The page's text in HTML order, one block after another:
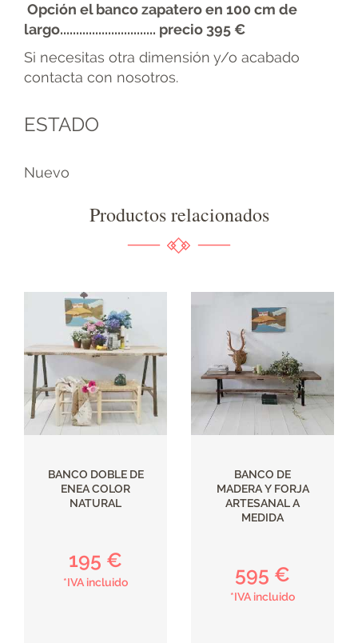
Opción el banco zapatero en 100 cm de
largo.............................. precio 395 €
Si necesitas otra dimensión y/o acabado
contacta con nosotros.
ESTADO
Nuevo
Productos relacionados
BANCO DOBLE DE
ENEA COLOR
NATURAL
195 €
*IVA incluido
BANCO DE
MADERA Y FORJA
ARTESANAL A
MEDIDA
595 €
*IVA incluido